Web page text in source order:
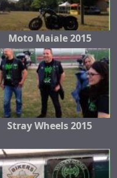
Moto Maiale 2015
Stray Wheels 2015